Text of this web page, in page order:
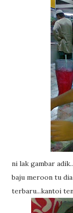
ni lak gambar
baju meroon tu
terbaru...kantoi